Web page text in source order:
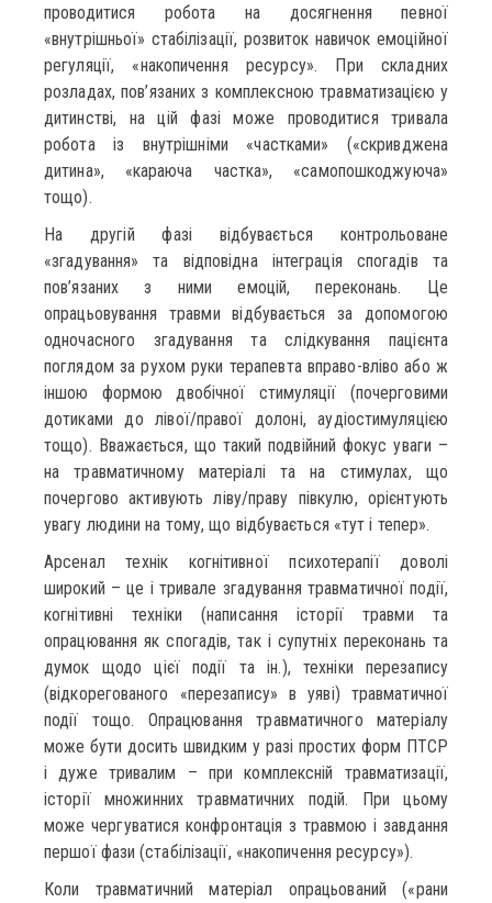
проводитися робота на досягнення певної
«внутрішньої» стабілізації, розвиток навичок емоційної
регуляції, «накопичення ресурсу». При складних
розладах, пов’язаних з комплексною травматизацією у
дитинстві, на цій фазі може проводитися тривала
робота із внутрішніми «частками» («скривджена
дитина», «караюча частка», «самопошкоджуюча»
тощо).
На другій фазі відбувається контрольоване
«згадування» та відповідна інтеграція спогадів та
пов’язаних з ними емоцій, переконань. Це
опрацьовування травми відбувається за допомогою
одночасного згадування та слідкування пацієнта
поглядом за рухом руки терапевта вправо-вліво або ж
іншою формою двобічної стимуляції (почерговими
дотиками до лівої/правої долоні, аудіостимуляцією
тощо). Вважається, що такий подвійний фокус уваги –
на травматичному матеріалі та на стимулах, що
почергово активують ліву/праву півкулю, орієнтують
увагу людини на тому, що відбувається «тут і тепер».
Арсенал технік когнітивної психотерапії доволі
широкий – це і тривале згадування травматичної події,
когнітивні техніки (написання історії травми та
опрацювання як спогадів, так і супутніх переконань та
думок щодо цієї події та ін.), техніки перезапису
(відкорегованого «перезапису» в уяві) травматичної
події тощо. Опрацювання травматичного матеріалу
може бути досить швидким у разі простих форм ПТСР
і дуже тривалим – при комплексній травматизації,
історії множинних травматичних подій. При цьому
може чергуватися конфронтація з травмою і завдання
першої фази (стабілізації, «накопичення ресурсу»).
Коли травматичний матеріал опрацьований («рани